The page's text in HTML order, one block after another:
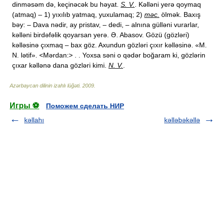
dinməsəm də, keçinəcək bu həyat. S. V. . Kəlləni yerə qoymaq
(atmaq) – 1) yıxılıb yatmaq, yuxulamaq; 2) məc. ölmək. Baxış
bəy: – Dava nədir, ay pristav, – dedi, – alnına gülləni vurarlar,
kəlləni birdəfəlik qoyarsan yerə. Ə. Abasov. Gözü (gözləri)
kəlləsinə çıxmaq – bax göz. Axundun gözləri çıxır kəlləsinə. «M.
N. lətif». <Mərdan:> . . Yoxsa səni o qədər boğaram ki, gözlərin
çıxar kəllənə dana gözləri kimi. N. V.
Azərbaycan dilinin izahlı lüğəti. 2009
Игры ⚽
Поможем сделать НИР
kəllahı
kəlləbəkəllə